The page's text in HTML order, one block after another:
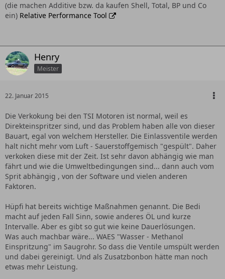
(die machen Additive bzw. da kaufen Shell, Total, BP und Co
ein) Relative Performance Tool
Henry
Meister
22. Januar 2015
Die Verkokung bei den TSI Motoren ist normal, weil es
Direkteinspritzer sind, und das Problem haben alle von dieser
Bauart, egal von welchem Hersteller. Die Einlassventile werden
halt nicht mehr vom Luft - Sauerstoffgemisch "gespült". Daher
verkoken diese mit der Zeit. Ist sehr davon abhängig wie man
fährt und wie die Umweltbedingungen sind... dann auch vom
Sprit abhängig , von der Software und vielen anderen
Faktoren.
Hüpfi hat bereits wichtige Maßnahmen genannt. Die Bedi
macht auf jeden Fall Sinn, sowie anderes ÖL und kurze
Intervalle. Aber es gibt so gut wie keine Dauerlösungen.
Was auch machbar wäre... WAES "Wasser - Methanol
Einspritzung" im Saugrohr. So dass die Ventile umspült werden
und dabei gereinigt. Und als Zusatzbonbon hätte man noch
etwas mehr Leistung.